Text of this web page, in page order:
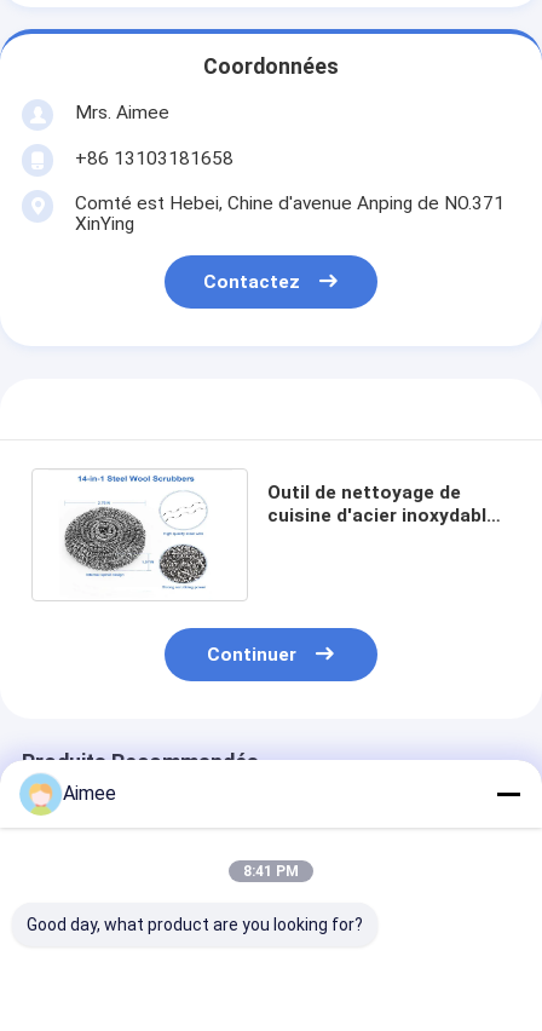
Coordonnées
Mrs. Aimee
+86 13103181658
Comté est Hebei, Chine d'avenue Anping de NO.371
XinYing
Contactez
Outil de nettoyage de
cuisine d'acier inoxydable
Continuer
Produits Recommandés
Aimee
8:41 PM
Good day, what product are you looking for?